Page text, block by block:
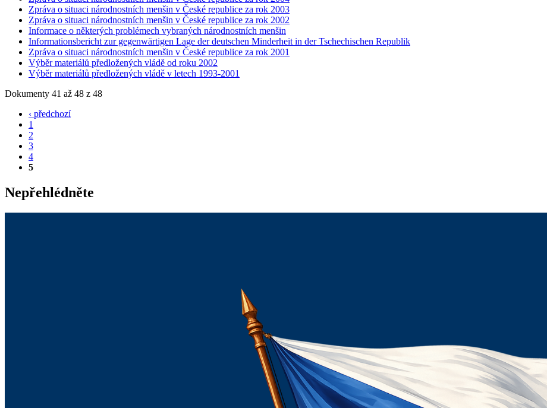
Zpráva o situaci národnostních menšin v České republice za rok 2003
Zpráva o situaci národnostních menšin v České republice za rok 2002
Informace o některých problémech vybraných národnostních menšin
Informationsbericht zur gegenwärtigen Lage der deutschen Minderheit in der Tschechischen Republik
Zpráva o situaci národnostních menšin v České republice za rok 2001
Výběr materiálů předložených vládě od roku 2002
Výběr materiálů předložených vládě v letech 1993-2001
Dokumenty 41 až 48 z 48
‹ předchozí
1
2
3
4
5
Nepřehlédněte